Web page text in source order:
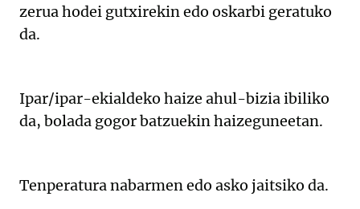
zerua hodei gutxirekin edo oskarbi geratuko
da.
Ipar/ipar-ekialdeko haize ahul-bizia ibiliko
da, bolada gogor batzuekin haizeguneetan.
Tenperatura nabarmen edo asko jaitsiko da.